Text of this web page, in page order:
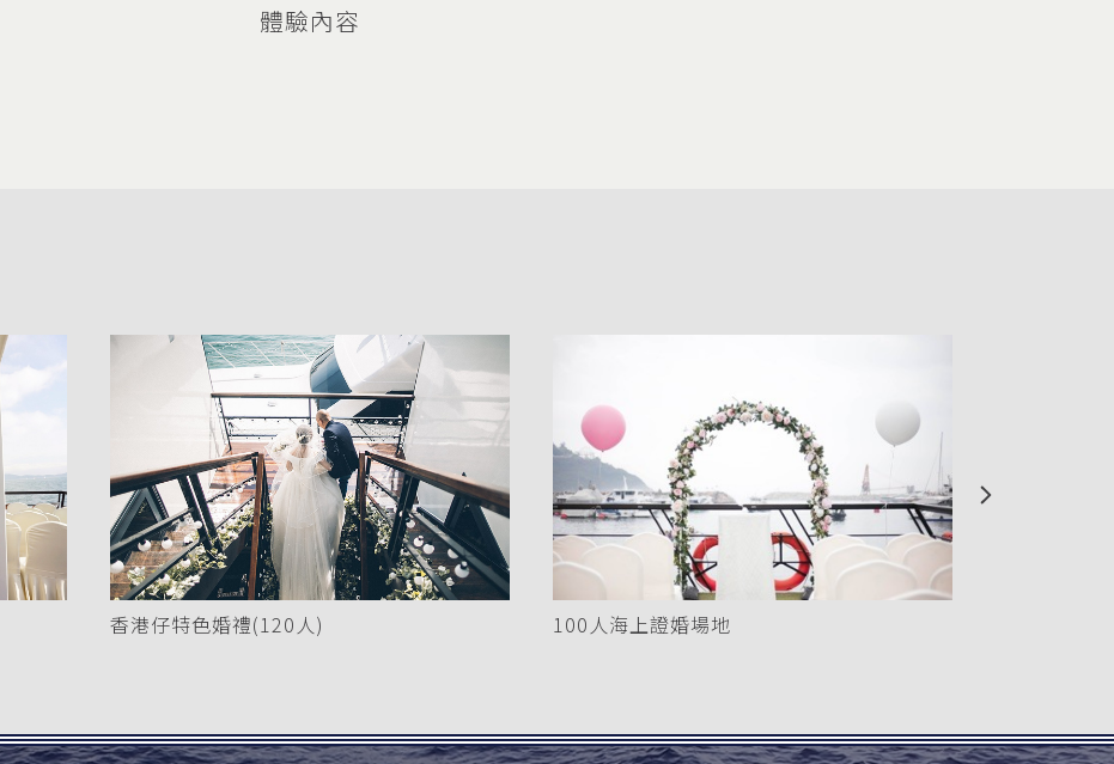
體驗內容
香港仔特色婚禮(120人) 100人海上證婚場地
Next